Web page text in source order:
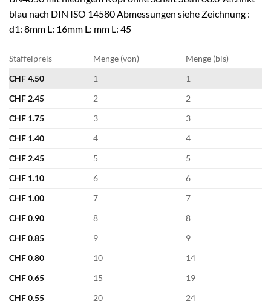
blau nach DIN ISO 14580 Abmessungen siehe Zeichnung :
d1: 8mm L: 16mm L: mm L: 45
Staffelpreis Menge (von)
Menge (bis)
CHF4.50 1
1
CHF 2.45 2
2
CHF 1.75 3
3
CHF 1.40 4
4
CHF 2.45 5
5
CHF 1.10 6
6
CHF 1.00 7
7
CHF0.90 8
8
CHF0.85 9
9
CHF0.80 10
14
CHF0.65 15
19
CHF0.55 20
24